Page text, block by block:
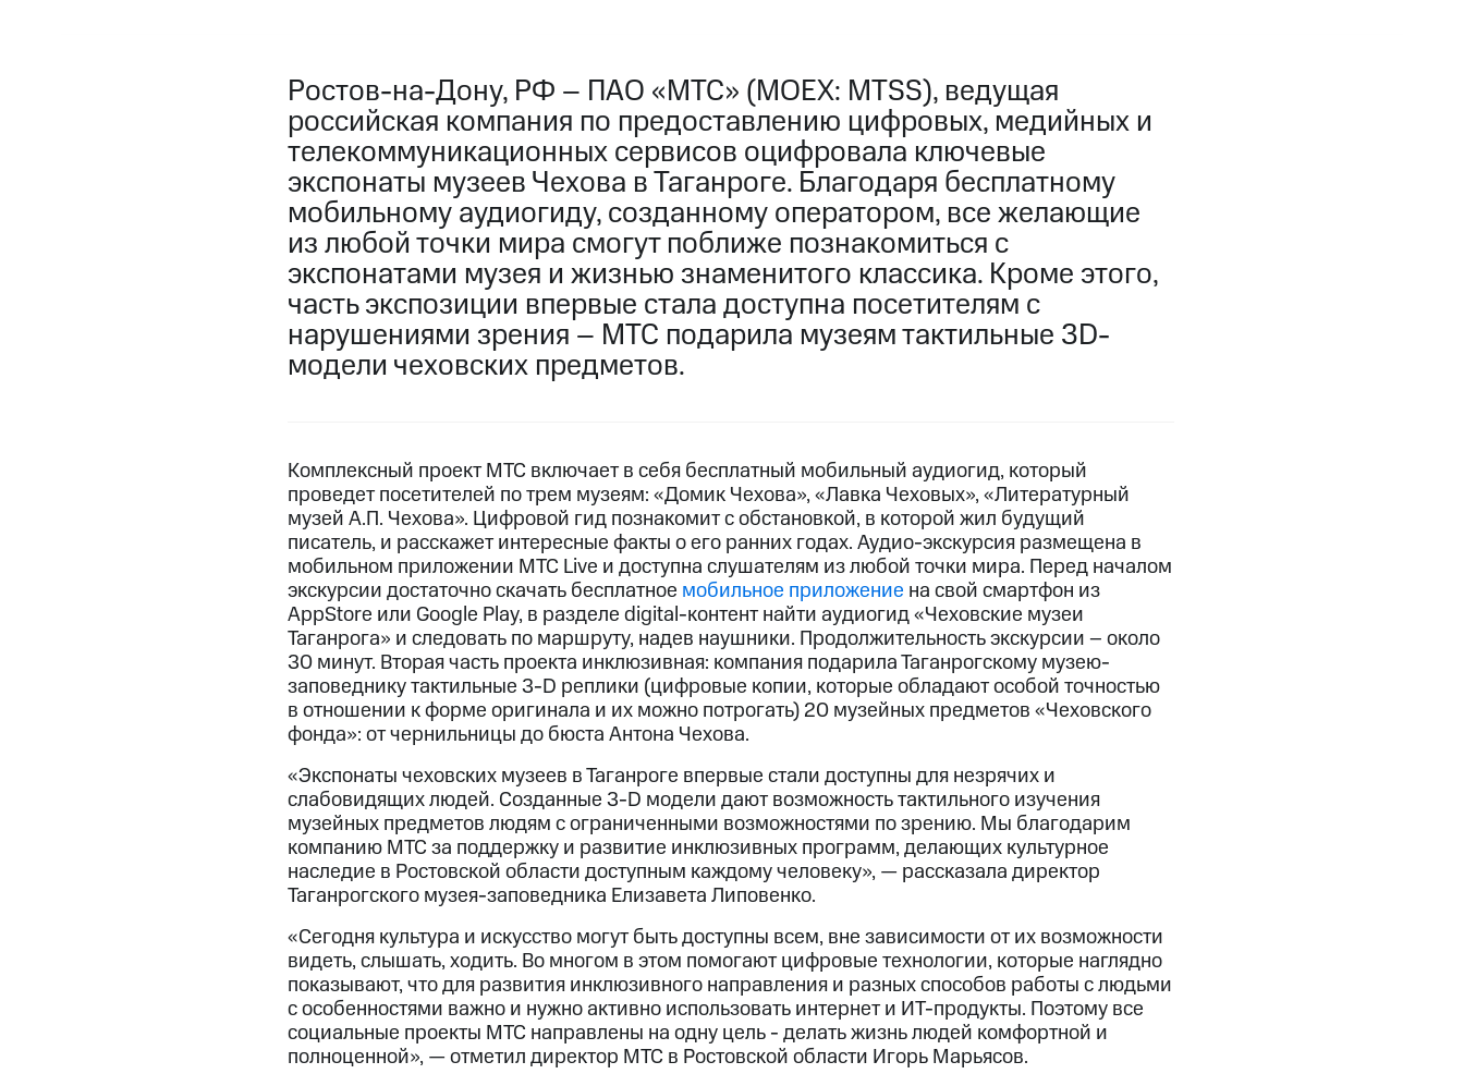
Ростов-на-Дону, РФ – ПАО «МТС» (MOEX: MTSS), ведущая
российская компания по предоставлению цифровых, медийных и
телекоммуникационных сервисов оцифровала ключевые
экспонаты музеев Чехова в Таганроге. Благодаря бесплатному
мобильному аудиогиду, созданному оператором, все желающие
из любой точки мира смогут поближе познакомиться с
экспонатами музея и жизнью знаменитого классика. Кроме этого,
часть экспозиции впервые стала доступна посетителям с
нарушениями зрения – МТС подарила музеям тактильные 3D-
модели чеховских предметов.
Комплексный проект МТС включает в себя бесплатный мобильный аудиогид, который
проведет посетителей по трем музеям: «Домик Чехова», «Лавка Чеховых», «Литературный
музей А.П. Чехова». Цифровой гид познакомит с обстановкой, в которой жил будущий
писатель, и расскажет интересные факты о его ранних годах. Аудио-экскурсия размещена в
мобильном приложении МТС Live и доступна слушателям из любой точки мира. Перед началом
экскурсии достаточно скачать бесплатное мобильное приложение на свой смартфон из
AppStore или Google Play, в разделе digital-контент найти аудиогид «Чеховские музеи
Таганрога» и следовать по маршруту, надев наушники. Продолжительность экскурсии – около
30 минут. Вторая часть проекта инклюзивная: компания подарила Таганрогскому музею-
заповеднику тактильные 3-D реплики (цифровые копии, которые обладают особой точностью
в отношении к форме оригинала и их можно потрогать) 20 музейных предметов «Чеховского
фонда»: от чернильницы до бюста Антона Чехова.
«Экспонаты чеховских музеев в Таганроге впервые стали доступны для незрячих и
слабовидящих людей. Созданные 3-D модели дают возможность тактильного изучения
музейных предметов людям с ограниченными возможностями по зрению. Мы благодарим
компанию МТС за поддержку и развитие инклюзивных программ, делающих культурное
наследие в Ростовской области доступным каждому человеку», — рассказала директор
Таганрогского музея-заповедника Елизавета Липовенко.
«Сегодня культура и искусство могут быть доступны всем, вне зависимости от их возможности
видеть, слышать, ходить. Во многом в этом помогают цифровые технологии, которые наглядно
показывают, что для развития инклюзивного направления и разных способов работы с людьми
с особенностями важно и нужно активно использовать интернет и ИТ-продукты. Поэтому все
социальные проекты МТС направлены на одну цель - делать жизнь людей комфортной и
полноценной», — отметил директор МТС в Ростовской области Игорь Марьясов.